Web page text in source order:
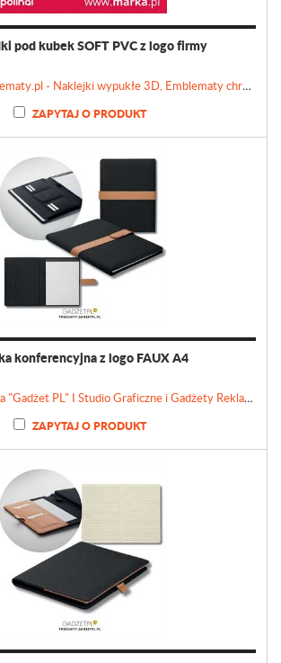
pod kubek SOFT PVC z logo firmy
POLINAL® - Emblematy.pl - Naklejki wypukłe 3D, Emblematy chromowane, Tabliczki, Etykiety
ZAPYTAJ O PRODUKT
konferencyjna z logo FAUX A4
Agencja Reklamowa "Gadżet PL" I Studio Graficzne i Gadżety Reklamowe
ZAPYTAJ O PRODUKT